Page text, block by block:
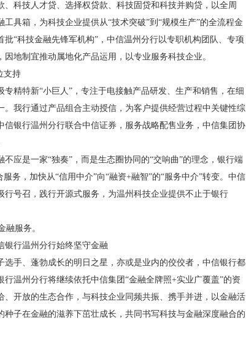
、科技人才贷、选择权贷款、科技固贷和科技并购贷，以全周
具箱，为科技企业提供从“技术突破”到“规模生产”的全流程金
批“科技金融先锋军机构”，中信温州分行以专职机构团队、专项
因地制宜推动属地化产品运用，以专业服务科技企业。
支持
专精特新“小巨人”，专注于电接触产品研发、生产和销售，在细
。我行通过产品组合主动授信，为客户提供经营过程中关键性综
信银行温州分行联合中信证券，服务战略配售业务，中信集团协
应是一家“独奏”，而是生态圈协同的“交响曲”的理念，银行端
务，加快从“信用中介”向“融资+融智”的“服务中介”转变。中信
行号召，践行开源式服务，为温州科技企业提供不止于银行
融服务。
银行温州分行始终坚守金融
选手、蓬勃成长的明日之星，亦或是业内的佼佼者，中信银行都
行温州分行将继续依托中信集团“金融全牌照+实业广覆盖”的资
、开放的生态合作，与科技企业同频共振、携手并进，以金融活
种子在金融的滋养下茁壮成长，共同书写科技与金融深度融合的